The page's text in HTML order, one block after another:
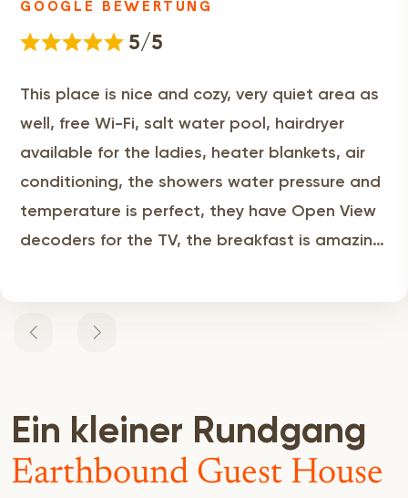
GOOGLE BEWERTUNG
5/5
This place is nice and cozy, very quiet area as
well, free Wi-Fi, salt water pool, hairdryer
available for the ladies, heater blankets, air
conditioning, the showers water pressure and
temperature is perfect, they have Open View
decoders for the TV, the breakfast is amazing
parking space behind locked gates, really
great place to be!
Ein kleiner Rundgang
Earthbound Guest House